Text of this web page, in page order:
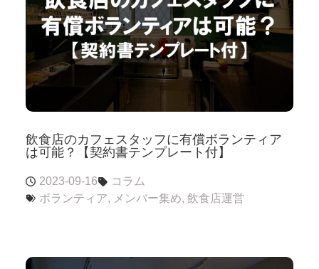
飲食店のカフェスタッフに有償ボランティア
は可能？【契約書テンプレート付】
2023-09-16
コラム
ボランティア, メンバー集め, 飲食店運営